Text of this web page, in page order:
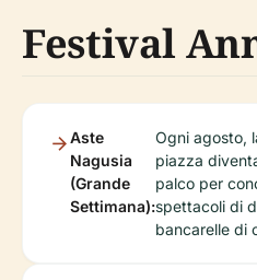
Festival
Aste
Nagusia
(Grande
Settimana):
Ogni agosto,
piazza
palco per
spettacoli di
bancarelle di